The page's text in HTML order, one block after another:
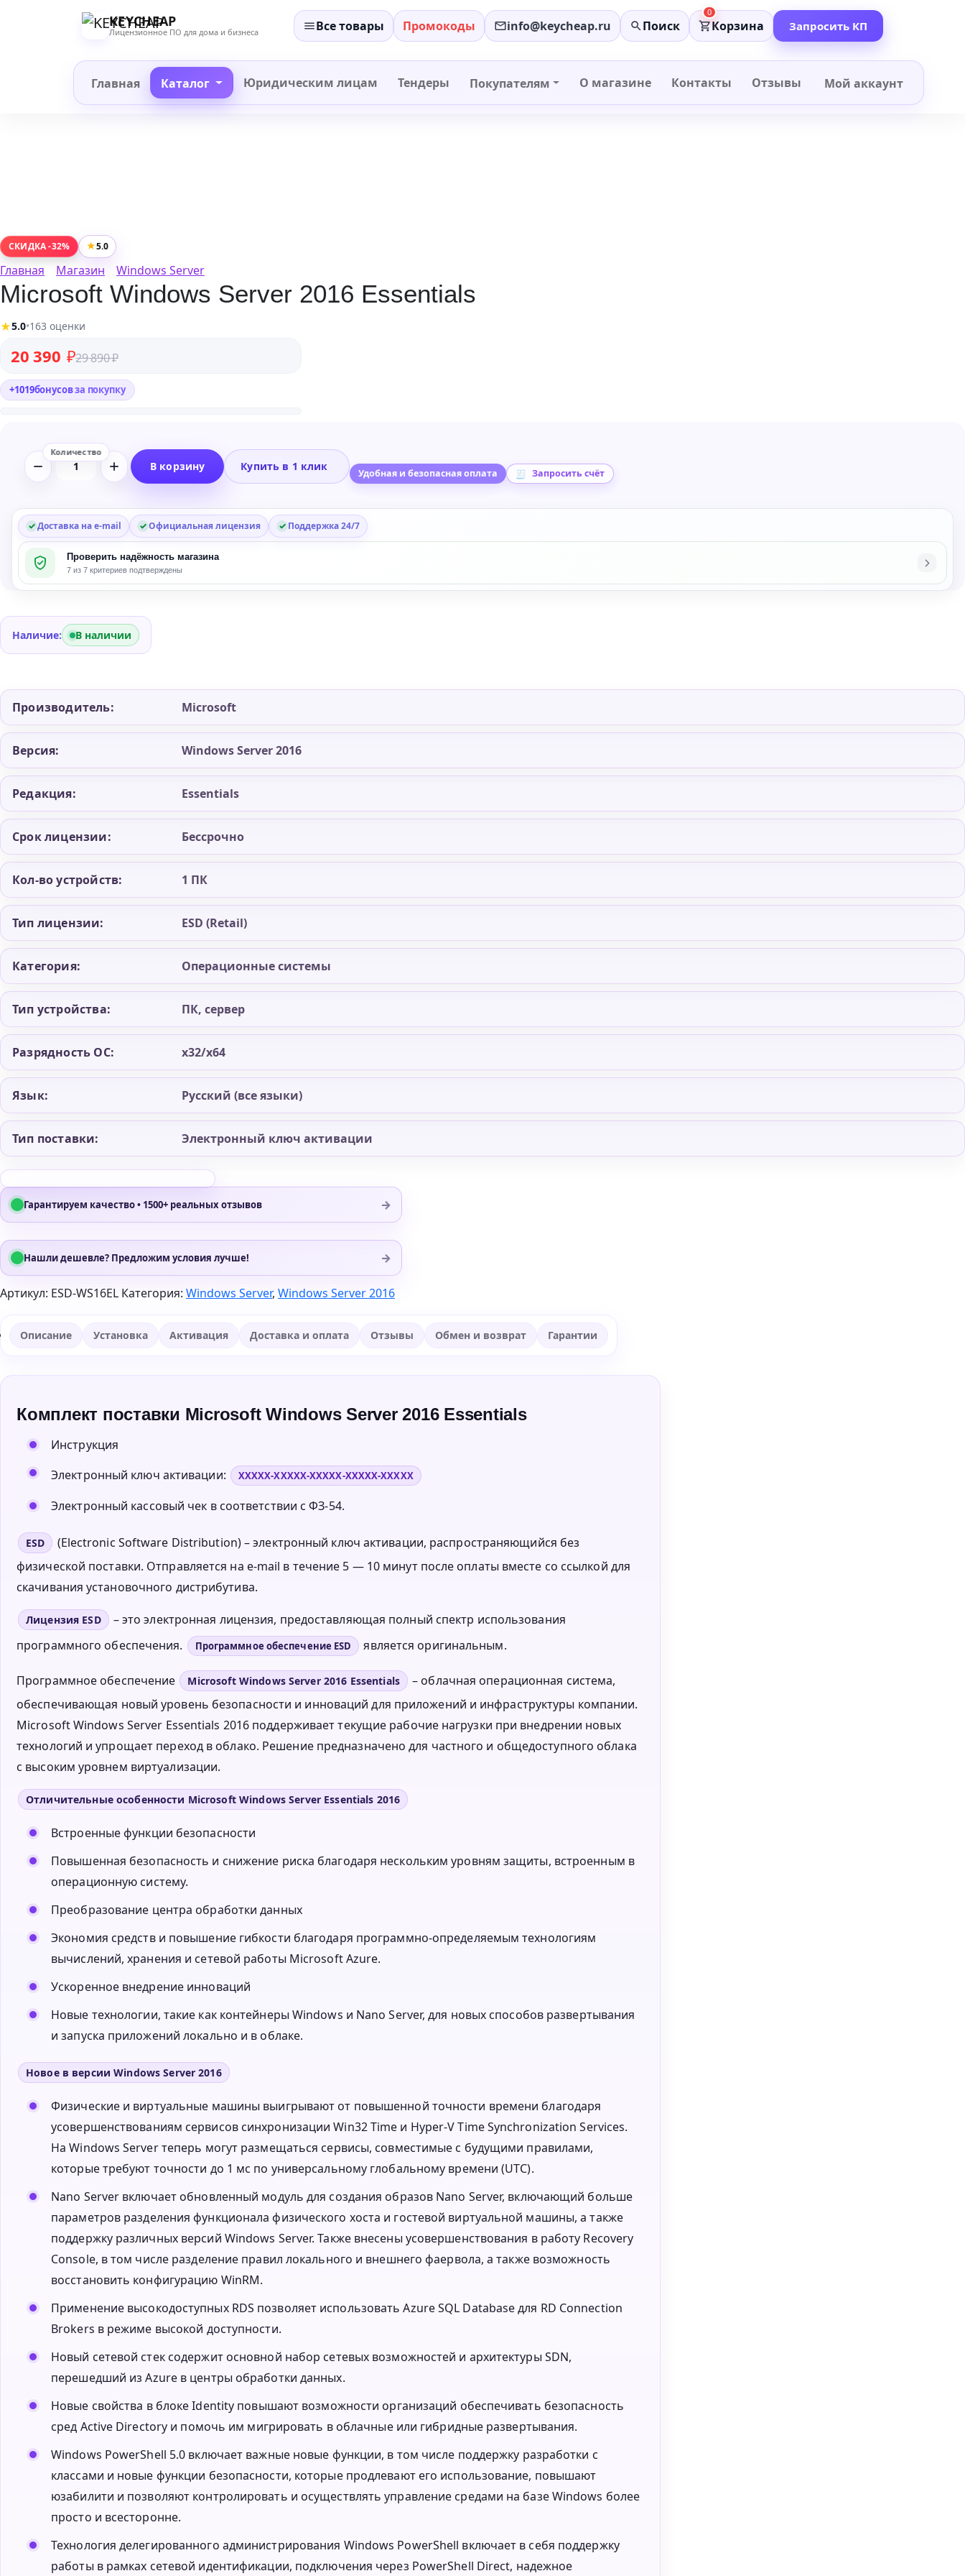
KEYCHEAP
Лицензионное ПО для дома и бизнеса Все товары Промокоды info@keycheap.ru Поиск
0
Корзина Запросить КП
Главная Каталог Юридическим лицам Тендеры Покупателям О магазине Контакты Отзывы Мой аккаунт
СКИДКА -32% ★5.0
Главная Магазин Windows Server
Microsoft Windows Server 2016 Essentials
★5.0•163 оценки
29 890₽
Первоначальная цена составляла 29 890 ₽.
20 390 ₽
Текущая цена: 20 390 ₽.
+1019бонусовза покупку
Количество
Microsoft
Windows
Server
2016
Essentials
В корзину Купить в 1 клик
Удобная и безопасная оплата Запросить счёт
Доставка на e-mail Официальная лицензия Поддержка 24/7
Проверить надёжность магазина
7 из 7 критериев подтверждены
Наличие: В наличии
Производитель: Microsoft
Версия: Windows Server 2016
Редакция: Essentials
Срок лицензии: Бессрочно
Кол-во устройств: 1 ПК
Тип лицензии: ESD (Retail)
Категория: Операционные системы
Тип устройства: ПК, сервер
Разрядность ОС: x32/x64
Язык: Русский (все языки)
Тип поставки: Электронный ключ активации
Гарантируем качество • 1500+ реальных отзывов →
Нашли дешевле? Предложим условия лучше! →
Артикул: ESD-WS16EL Категория: Windows Server, Windows Server 2016
Описание Установка Активация Доставка и оплата Отзывы Обмен и возврат Гарантии
Комплект поставки Microsoft Windows Server 2016 Essentials
Инструкция
Электронный ключ активации:
XXXXX-XXXXX-XXXXX-XXXXX-XXXXX
Электронный кассовый чек в соответствии с ФЗ-54.
ESD
(Electronic Software Distribution) – электронный ключ активации, распространяющийся без
физической поставки. Отправляется на e-mail в течение 5 — 10 минут после оплаты вместе со ссылкой для
скачивания установочного дистрибутива.
Лицензия ESD
– это электронная лицензия, предоставляющая полный спектр использования
программного обеспечения.
Программное обеспечение ESD является оригинальным.
Программное обеспечение Microsoft Windows Server 2016 Essentials
– облачная операционная система,
обеспечивающая новый уровень безопасности и инноваций для приложений и инфраструктуры компании.
Microsoft Windows Server Essentials 2016 поддерживает текущие рабочие нагрузки при внедрении новых
технологий и упрощает переход в облако. Решение предназначено для частного и общедоступного облака
с высоким уровнем виртуализации.
Отличительные особенности Microsoft Windows Server Essentials 2016
Встроенные функции безопасности
Повышенная безопасность и снижение риска благодаря нескольким уровням защиты, встроенным в
операционную систему.
Преобразование центра обработки данных
Экономия средств и повышение гибкости благодаря программно-определяемым технологиям
вычислений, хранения и сетевой работы Microsoft Azure.
Ускоренное внедрение инноваций
Новые технологии, такие как контейнеры Windows и Nano Server, для новых способов развертывания
и запуска приложений локально и в облаке.
Новое в версии Windows Server 2016
Физические и виртуальные машины выигрывают от повышенной точности времени благодаря
усовершенствованиям сервисов синхронизации Win32 Time и Hyper-V Time Synchronization Services.
На Windows Server теперь могут размещаться сервисы, совместимые с будущими правилами,
которые требуют точности до 1 мс по универсальному глобальному времени (UTC).
Nano Server включает обновленный модуль для создания образов Nano Server, включающий больше
параметров разделения функционала физического хоста и гостевой виртуальной машины, а также
поддержку различных версий Windows Server. Также внесены усовершенствования в работу Recovery
Console, в том числе разделение правил локального и внешнего фаервола, а также возможность
восстановить конфигурацию WinRM.
Применение высокодоступных RDS позволяет использовать Azure SQL Database для RD Connection
Brokers в режиме высокой доступности.
Новый сетевой стек содержит основной набор сетевых возможностей и архитектуры SDN,
перешедший из Azure в центры обработки данных.
Новые свойства в блоке Identity повышают возможности организаций обеспечивать безопасность
сред Active Directory и помочь им мигрировать в облачные или гибридные развертывания.
Windows PowerShell 5.0 включает важные новые функции, в том числе поддержку разработки с
классами и новые функции безопасности, которые продлевают его использование, повышают
юзабилити и позволяют контролировать и осуществлять управление средами на базе Windows более
просто и всесторонне.
Технология делегированного администрирования Windows PowerShell включает в себя поддержку
работы в рамках сетевой идентификации, подключения через PowerShell Direct, надежное
− +